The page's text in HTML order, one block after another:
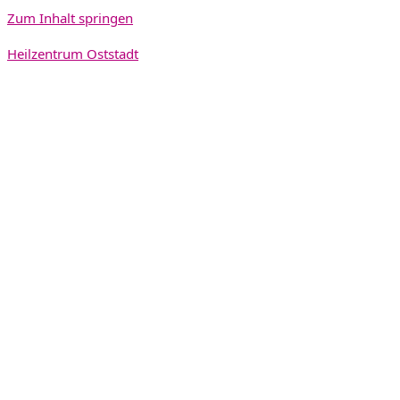
Zum Inhalt springen
Heilzentrum Oststadt